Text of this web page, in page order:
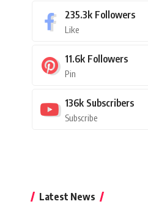
235.3k Followers
Like
11.6k Followers
Pin
136k Subscribers
Subscribe
Latest News